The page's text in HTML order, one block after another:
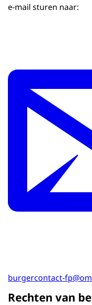
e-mail sturen naar:
burgercontact-
Rechten van